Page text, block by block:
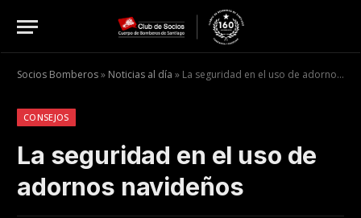
Socios Bomberos» Noticias al día » La seguridad en el uso de adornos navideños
CONSEJOS
La seguridad en el uso de
adornos navideños